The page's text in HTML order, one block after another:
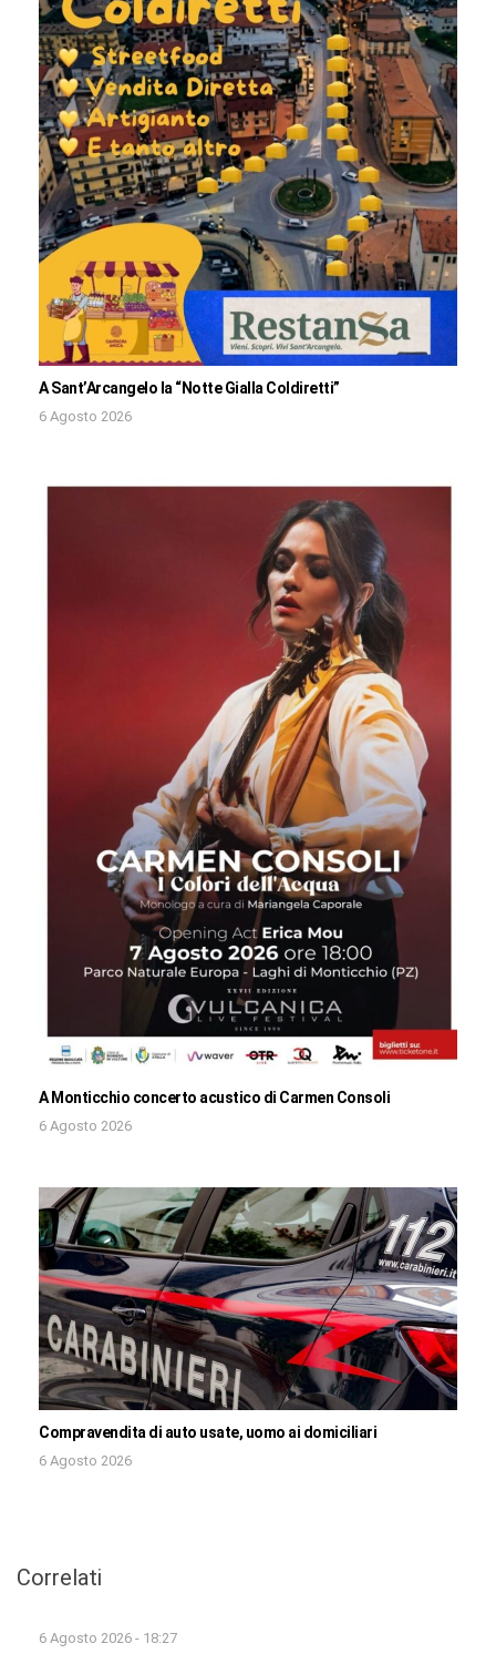
A Sant’Arcangelo la “Notte Gialla Coldiretti”
6 Agosto 2026
A Monticchio concerto acustico di Carmen Consoli
6 Agosto 2026
Compravendita di auto usate, uomo ai domiciliari
6 Agosto 2026
Correlati
6 Agosto 2026 - 18:27